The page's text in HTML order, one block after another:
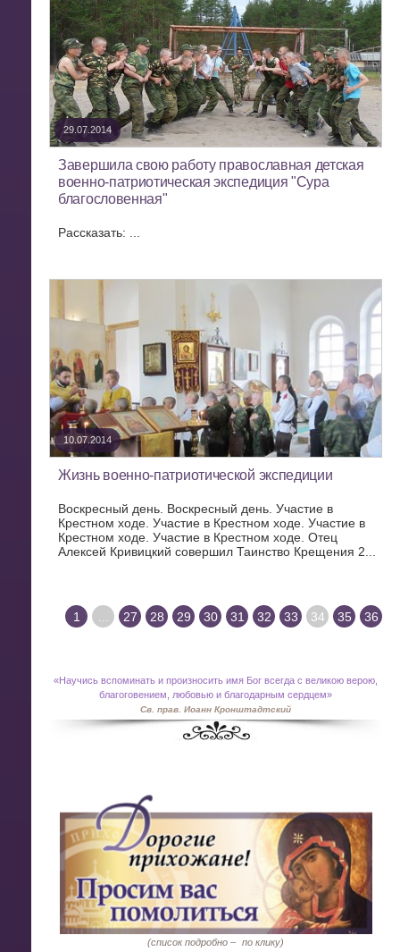
29.07.2014
Завершила свою работу православная детская
военно-патриотическая экспедиция "Сура
благословенная"
Рассказать: ...
10.07.2014
Жизнь военно-патриотической экспедиции
Воскресный день. Воскресный день. Участие в
Крестном ходе. Участие в Крестном ходе. Участие в
Крестном ходе. Участие в Крестном ходе. Отец
Алексей Кривицкий совершил Таинство Крещения 2...
1 27 28 29 30 31 32 33 34 35 36
«Научись вспоминать и произносить имя Бог всегда с великою верою,
благоговением, любовью и благодарным сердцем»
Св. прав. Иоанн Кронштадтский
(список подробно – по клику)